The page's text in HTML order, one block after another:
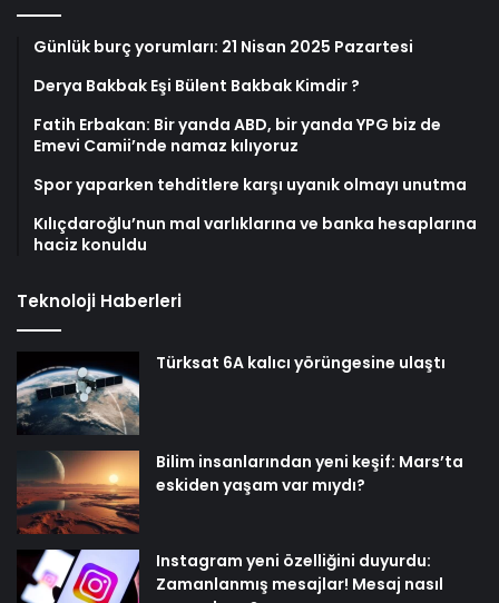
Günlük burç yorumları: 21 Nisan 2025 Pazartesi
Derya Bakbak Eşi Bülent Bakbak Kimdir ?
Fatih Erbakan: Bir yanda ABD, bir yanda YPG biz de
Emevi Camii’nde namaz kılıyoruz
Spor yaparken tehditlere karşı uyanık olmayı unutma
Kılıçdaroğlu’nun mal varlıklarına ve banka hesaplarına
haciz konuldu
Teknoloji Haberleri
Türksat 6A kalıcı yörüngesine ulaştı
Bilim insanlarından yeni keşif: Mars’ta
eskiden yaşam var mıydı?
Instagram yeni özelliğini duyurdu:
Zamanlanmış mesajlar! Mesaj nasıl